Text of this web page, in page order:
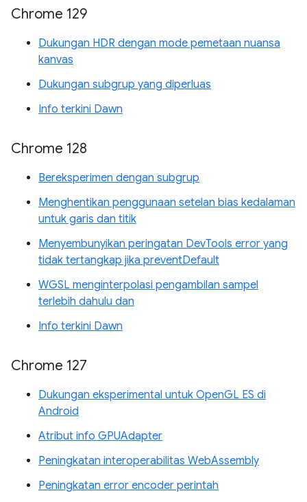
Chrome 129
Dukungan HDR dengan mode pemetaan nuansa
kanvas
Dukungan subgrup yang diperluas
Info terkini Dawn
Chrome 128
Bereksperimen dengan subgrup
Menghentikan penggunaan setelan bias kedalaman
untuk garis dan titik
Menyembunyikan peringatan DevTools error yang
tidak tertangkap jika preventDefault
WGSL menginterpolasi pengambilan sampel
terlebih dahulu dan
Info terkini Dawn
Chrome 127
Dukungan eksperimental untuk OpenGL ES di
Android
Atribut info GPUAdapter
Peningkatan interoperabilitas WebAssembly
Peningkatan error encoder perintah